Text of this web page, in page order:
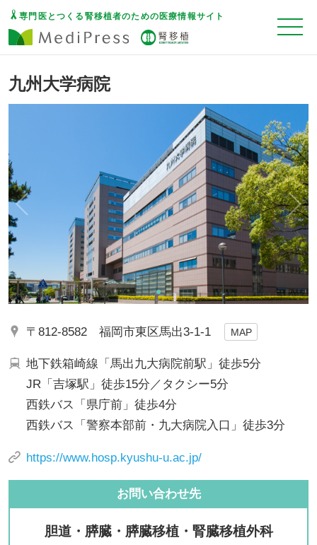
専門医とつくる腎移植者のための医療情報サイト
九州大学病院
〒812-8582 福岡市東区馬出3-1-1 MAP
地下鉄箱崎線「馬出九大病院前駅」徒歩5分
JR「吉塚駅」徒歩15分／タクシー5分
西鉄バス「県庁前」徒歩4分
西鉄バス「警察本部前・九大病院入口」徒歩3分
https://www.hosp.kyushu-u.ac.jp/
お問い合わせ先
胆道・膵臓・膵臓移植・腎臓移植外科